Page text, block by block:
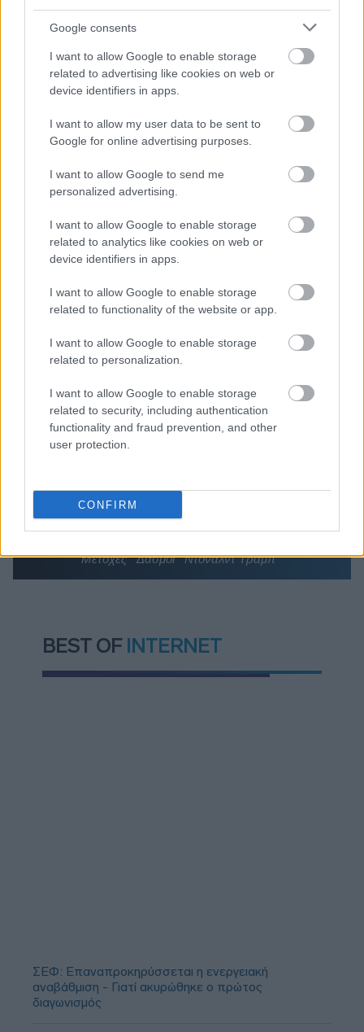
Google consents
I want to allow Google to enable storage
related to advertising like cookies on web or
device identifiers in apps.
I want to allow my user data to be sent to
Google for online advertising purposes.
I want to allow Google to send me
personalized advertising.
I want to allow Google to enable storage
related to analytics like cookies on web or
device identifiers in apps.
I want to allow Google to enable storage
related to functionality of the website or app.
I want to allow Google to enable storage
related to personalization.
I want to allow Google to enable storage
related to security, including authentication
functionality and fraud prevention, and other
user protection.
CONFIRM
Διαβάζονται αυτή τη στιγμή
Η γαλάζια «θετική ατζέντα» στο δρόμο για το
2027 - Το παράπονο της Καρυστιανού - Στον
ΣΥΡΙΖΑ μελετούν Ιστορία
Πυρόπληκτοι: Τι σημαίνουν τα «πράσινα»,
«κίτρινα» και «κόκκινα» σπίτια για τις
αποζημιώσεις
Ποια είναι η (κυβερνητική) λίστα με τα μεγάλα
οδικά έργα και τα εκτιμώμενα
χρονοδιαγράμματα
TAGS:
Ευρωπαϊκά χρηματιστήρια - Ευρωαγορές
Μετοχές
Δασμοί Ντόναλντ Τραμπ
BEST OF INTERNET
ΣΕΦ: Επαναπροκηρύσσεται η ενεργειακή
αναβάθμιση - Γιατί ακυρώθηκε ο πρώτος
διαγωνισμός